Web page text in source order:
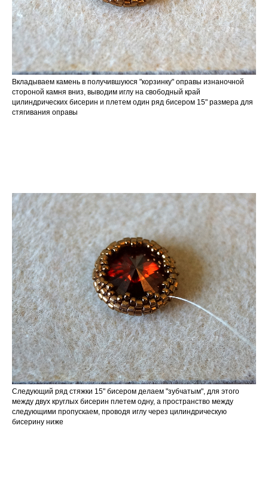
Вкладываем камень в получившуюся "корзинку" оправы изнаночной
стороной камня вниз, выводим иглу на свободный край
цилиндрических бисерин и плетем один ряд бисером 15" размера для
стягивания оправы
Следующий ряд стяжки 15" бисером делаем "зубчатым", для этого
между двух круглых бисерин плетем одну, а пространство между
следующими пропускаем, проводя иглу через цилиндрическую
бисерину ниже